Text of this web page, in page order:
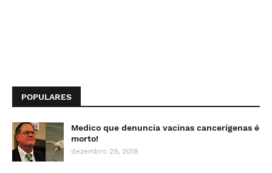
POPULARES
Medico que denuncia vacinas cancerígenas é
morto!
dezembro 29, 2018